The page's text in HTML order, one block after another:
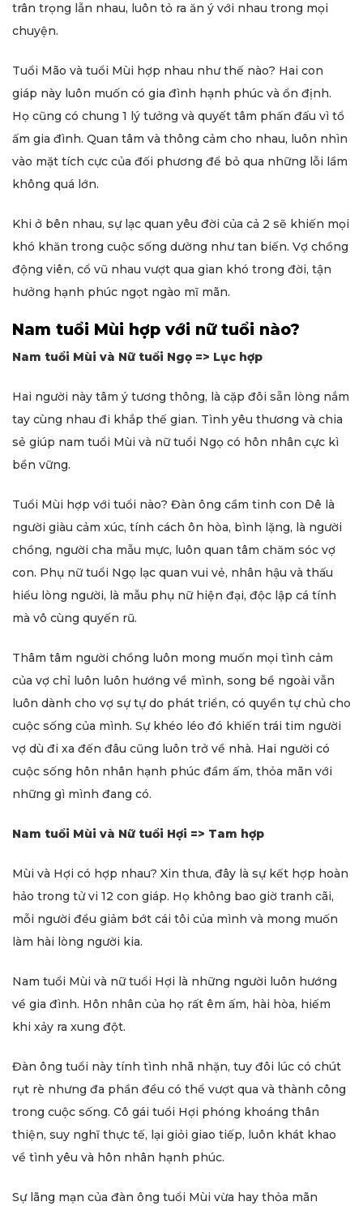
trân trọng lẫn nhau, luôn tỏ ra ăn ý với nhau trong mọi
chuyện.
Tuổi Mão và tuổi Mùi hợp nhau như thế nào? Hai con
giáp này luôn muốn có gia đình hạnh phúc và ổn định.
Họ cũng có chung 1 lý tưởng và quyết tâm phấn đấu vì tổ
ấm gia đình. Quan tâm và thông cảm cho nhau, luôn nhìn
vào mặt tích cực của đối phương để bỏ qua những lỗi lầm
không quá lớn.
Khi ở bên nhau, sự lạc quan yêu đời của cả 2 sẽ khiến mọi
khó khăn trong cuộc sống dường như tan biến. Vợ chồng
động viên, cổ vũ nhau vượt qua gian khó trong đời, tận
hưởng hạnh phúc ngọt ngào mĩ mãn.
Nam tuổi Mùi hợp với nữ tuổi nào?
Nam tuổi Mùi và Nữ tuổi Ngọ => Lục hợp
Hai người này tâm ý tương thông, là cặp đôi sẵn lòng nắm
tay cùng nhau đi khắp thế gian. Tình yêu thương và chia
sẻ giúp nam tuổi Mùi và nữ tuổi Ngọ có hôn nhân cực kì
bền vững.
Tuổi Mùi hợp với tuổi nào? Đàn ông cầm tinh con Dê là
người giàu cảm xúc, tính cách ôn hòa, bình lặng, là người
chồng, người cha mẫu mực, luôn quan tâm chăm sóc vợ
con. Phụ nữ tuổi Ngọ lạc quan vui vẻ, nhân hậu và thấu
hiểu lòng người, là mẫu phụ nữ hiện đại, độc lập cá tính
mà vô cùng quyến rũ.
Thâm tâm người chồng luôn mong muốn mọi tình cảm
của vợ chỉ luôn luôn hướng về mình, song bề ngoài vẫn
luôn dành cho vợ sự tự do phát triển, có quyền tự chủ cho
cuộc sống của mình. Sự khéo léo đó khiến trái tim người
vợ dù đi xa đến đâu cũng luôn trở về nhà. Hai người có
cuộc sống hôn nhân hạnh phúc đầm ấm, thỏa mãn với
những gì mình đang có.
Nam tuổi Mùi và Nữ tuổi Hợi => Tam hợp
Mùi và Hợi có hợp nhau? Xin thưa, đây là sự kết hợp hoàn
hảo trong tử vi 12 con giáp. Họ không bao giờ tranh cãi,
mỗi người đều giảm bớt cái tôi của mình và mong muốn
làm hài lòng người kia.
Nam tuổi Mùi và nữ tuổi Hợi là những người luôn hướng
về gia đình. Hôn nhân của họ rất êm ấm, hài hòa, hiếm
khi xảy ra xung đột.
Đàn ông tuổi này tính tình nhã nhặn, tuy đôi lúc có chút
rụt rè nhưng đa phần đều có thể vượt qua và thành công
trong cuộc sống. Cô gái tuổi Hợi phóng khoáng thân
thiện, suy nghĩ thực tế, lại giỏi giao tiếp, luôn khát khao
về tình yêu và hôn nhân hạnh phúc.
Sự lãng mạn của đàn ông tuổi Mùi vừa hay thỏa mãn